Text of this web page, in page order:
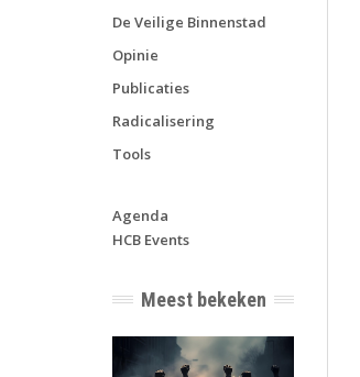
De Veilige Binnenstad
Opinie
Publicaties
Radicalisering
Tools
Agenda
HCB Events
Meest bekeken